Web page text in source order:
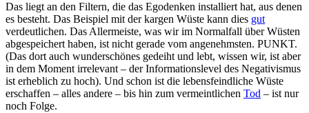
Das liegt an den Filtern, die das Egodenken installiert hat, aus denen
es besteht. Das Beispiel mit der kargen Wüste kann dies gut
verdeutlichen. Das Allermeiste, was wir im Normalfall über Wüsten
abgespeichert haben, ist nicht gerade vom angenehmsten. PUNKT.
(Das dort auch wunderschönes gedeiht und lebt, wissen wir, ist aber
in dem Moment irrelevant – der Informationslevel des Negativismus
ist erheblich zu hoch). Und schon ist die lebensfeindliche Wüste
erschaffen – alles andere – bis hin zum vermeintlichen Tod – ist nur
noch Folge.